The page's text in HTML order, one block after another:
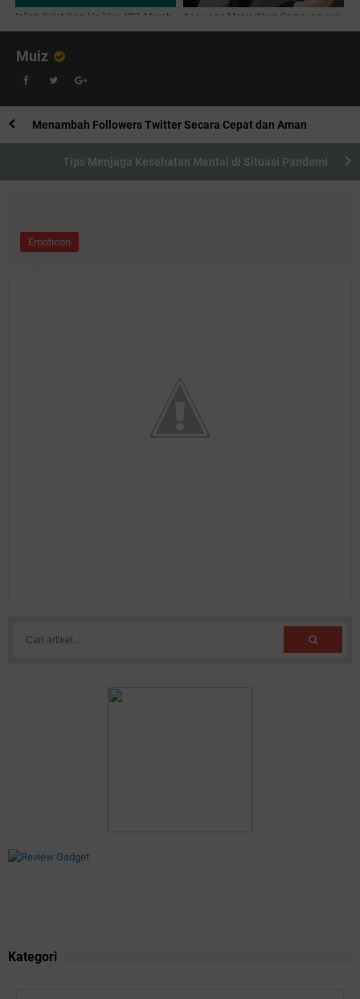
Inilah Kelebihan Hp Vivo Y91 Murah
Apa yang Menjadikan Samsung seri
Muiz
Menambah Followers Twitter Secara Cepat dan Aman
Tips Menjaga Kesehatan Mental di Situasi Pandemi
Emoticon
Kategori